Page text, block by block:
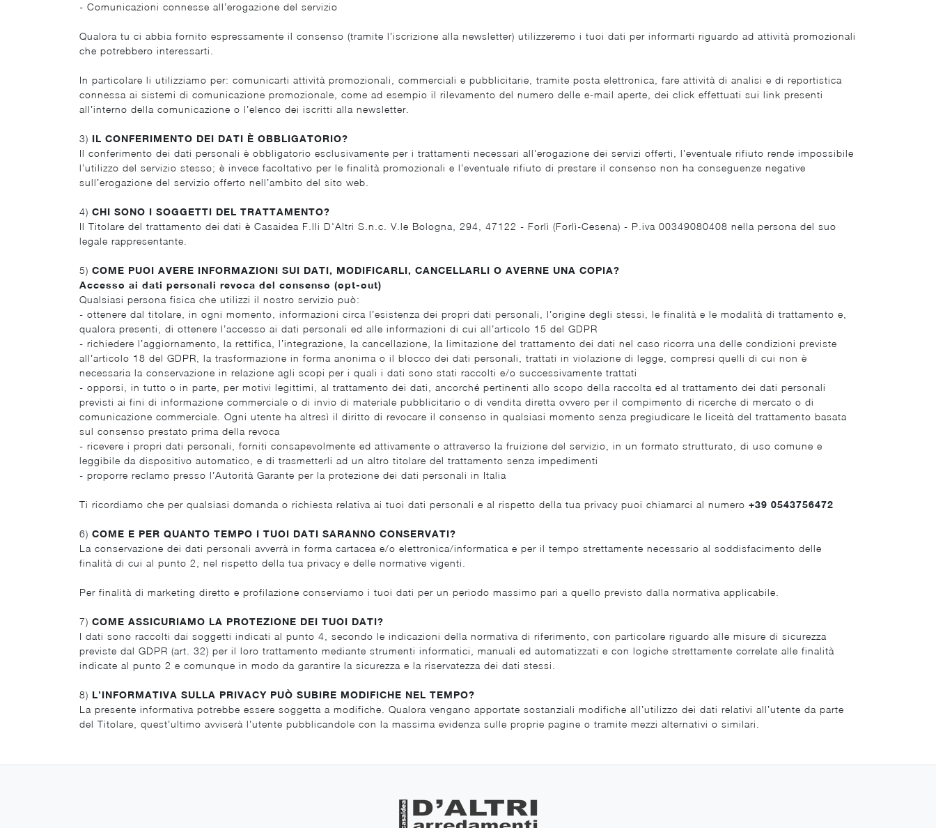
- Comunicazioni connesse all’erogazione del servizio
Qualora tu ci abbia fornito espressamente il consenso (tramite l’iscrizione alla newsletter) utilizzeremo i tuoi dati per informarti riguardo ad attività promozionali
che potrebbero interessarti.
In particolare li utilizziamo per: comunicarti attività promozionali, commerciali e pubblicitarie, tramite posta elettronica, fare attività di analisi e di reportistica
connessa ai sistemi di comunicazione promozionale, come ad esempio il rilevamento del numero delle e-mail aperte, dei click effettuati sui link presenti
all’interno della comunicazione o l’elenco dei iscritti alla newsletter.
3) IL CONFERIMENTO DEI DATI È OBBLIGATORIO?
Il conferimento dei dati personali è obbligatorio esclusivamente per i trattamenti necessari all’erogazione dei servizi offerti, l’eventuale rifiuto rende impossibile
l’utilizzo del servizio stesso; è invece facoltativo per le finalità promozionali e l’eventuale rifiuto di prestare il consenso non ha conseguenze negative
sull’erogazione del servizio offerto nell’ambito del sito web.
4) CHI SONO I SOGGETTI DEL TRATTAMENTO?
Il Titolare del trattamento dei dati è Casaidea F.lli D'Altri S.n.c. V.le Bologna, 294, 47122 - Forlì (Forlì-Cesena) - P.iva 00349080408 nella persona del suo
legale rappresentante.
5) COME PUOI AVERE INFORMAZIONI SUI DATI, MODIFICARLI, CANCELLARLI O AVERNE UNA COPIA?
Accesso ai dati personali revoca del consenso (opt-out)
Qualsiasi persona fisica che utilizzi il nostro servizio può:
- ottenere dal titolare, in ogni momento, informazioni circa l’esistenza dei propri dati personali, l’origine degli stessi, le finalità e le modalità di trattamento e,
qualora presenti, di ottenere l’accesso ai dati personali ed alle informazioni di cui all’articolo 15 del GDPR
- richiedere l’aggiornamento, la rettifica, l’integrazione, la cancellazione, la limitazione del trattamento dei dati nel caso ricorra una delle condizioni previste
all’articolo 18 del GDPR, la trasformazione in forma anonima o il blocco dei dati personali, trattati in violazione di legge, compresi quelli di cui non è
necessaria la conservazione in relazione agli scopi per i quali i dati sono stati raccolti e/o successivamente trattati
- opporsi, in tutto o in parte, per motivi legittimi, al trattamento dei dati, ancorché pertinenti allo scopo della raccolta ed al trattamento dei dati personali
previsti ai fini di informazione commerciale o di invio di materiale pubblicitario o di vendita diretta ovvero per il compimento di ricerche di mercato o di
comunicazione commerciale. Ogni utente ha altresì il diritto di revocare il consenso in qualsiasi momento senza pregiudicare le liceità del trattamento basata
sul consenso prestato prima della revoca
- ricevere i propri dati personali, forniti consapevolmente ed attivamente o attraverso la fruizione del servizio, in un formato strutturato, di uso comune e
leggibile da dispositivo automatico, e di trasmetterli ad un altro titolare del trattamento senza impedimenti
- proporre reclamo presso l’Autorità Garante per la protezione dei dati personali in Italia
Ti ricordiamo che per qualsiasi domanda o richiesta relativa ai tuoi dati personali e al rispetto della tua privacy puoi chiamarci al numero +39 0543756472
6) COME E PER QUANTO TEMPO I TUOI DATI SARANNO CONSERVATI?
La conservazione dei dati personali avverrà in forma cartacea e/o elettronica/informatica e per il tempo strettamente necessario al soddisfacimento delle
finalità di cui al punto 2, nel rispetto della tua privacy e delle normative vigenti.
Per finalità di marketing diretto e profilazione conserviamo i tuoi dati per un periodo massimo pari a quello previsto dalla normativa applicabile.
7) COME ASSICURIAMO LA PROTEZIONE DEI TUOI DATI?
I dati sono raccolti dai soggetti indicati al punto 4, secondo le indicazioni della normativa di riferimento, con particolare riguardo alle misure di sicurezza
previste dal GDPR (art. 32) per il loro trattamento mediante strumenti informatici, manuali ed automatizzati e con logiche strettamente correlate alle finalità
indicate al punto 2 e comunque in modo da garantire la sicurezza e la riservatezza dei dati stessi.
8) L’INFORMATIVA SULLA PRIVACY PUÒ SUBIRE MODIFICHE NEL TEMPO?
La presente informativa potrebbe essere soggetta a modifiche. Qualora vengano apportate sostanziali modifiche all’utilizzo dei dati relativi all’utente da parte
del Titolare, quest’ultimo avviserà l’utente pubblicandole con la massima evidenza sulle proprie pagine o tramite mezzi alternativi o similari.